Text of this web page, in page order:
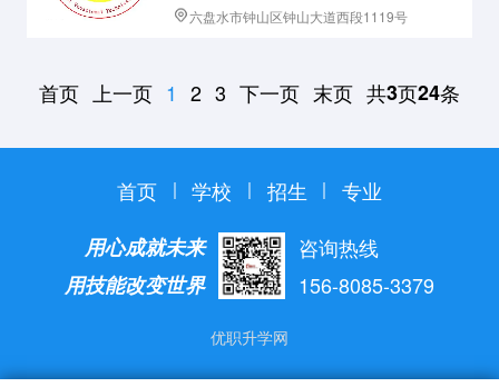
六盘水市钟山区钟山大道西段1119号
首页 上一页 1 2 3 下一页 末页 共3页24条
首页 学校 招生
专业
用心成就未来
用技能改变世界
咨询热线
156-8085-3379
优职升学网